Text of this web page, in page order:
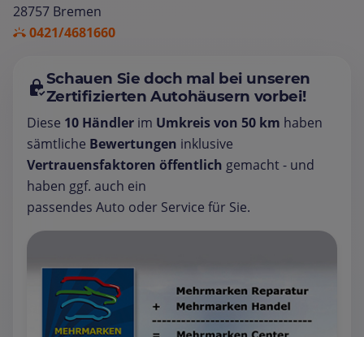
28757 Bremen
0421/4681660
Schauen Sie doch mal bei unseren
Zertifizierten Autohäusern vorbei!
Diese 10 Händler im Umkreis von 50 km haben
sämtliche Bewertungen inklusive
Vertrauensfaktoren öffentlich gemacht - und
haben ggf. auch ein
passendes Auto oder Service für Sie.